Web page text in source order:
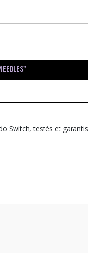
Switch, testés et garantis